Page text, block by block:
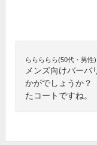
ららららら(50代・男性)
メンズ向けバーバ
かがでしょうか
たコートですね。